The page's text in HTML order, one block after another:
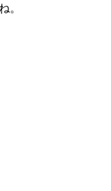
。